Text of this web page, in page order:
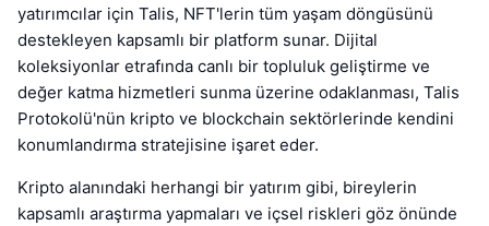
yatırımcılar için Talis, NFT'lerin tüm yaşam döngüsünü
destekleyen kapsamlı bir platform sunar. Dijital
koleksiyonlar etrafında canlı bir topluluk geliştirme ve
değer katma hizmetleri sunma üzerine odaklanması, Talis
Protokolü'nün kripto ve blockchain sektörlerinde kendini
konumlandırma stratejisine işaret eder.
Kripto alanındaki herhangi bir yatırım gibi, bireylerin
kapsamlı araştırma yapmaları ve içsel riskleri göz önünde